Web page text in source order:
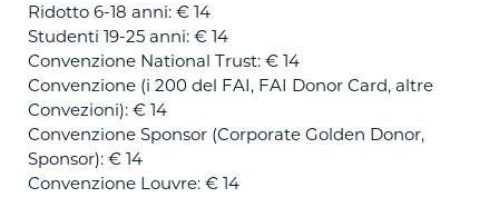
Ridotto 6-18 anni: € 14
Studenti 19-25 anni: € 14
Convenzione National Trust: € 14
Convenzione (i 200 del FAI, FAI Donor Card, altre
Convezioni): € 14
Convenzione Sponsor (Corporate Golden Donor,
Sponsor): € 14
Convenzione Louvre: € 14